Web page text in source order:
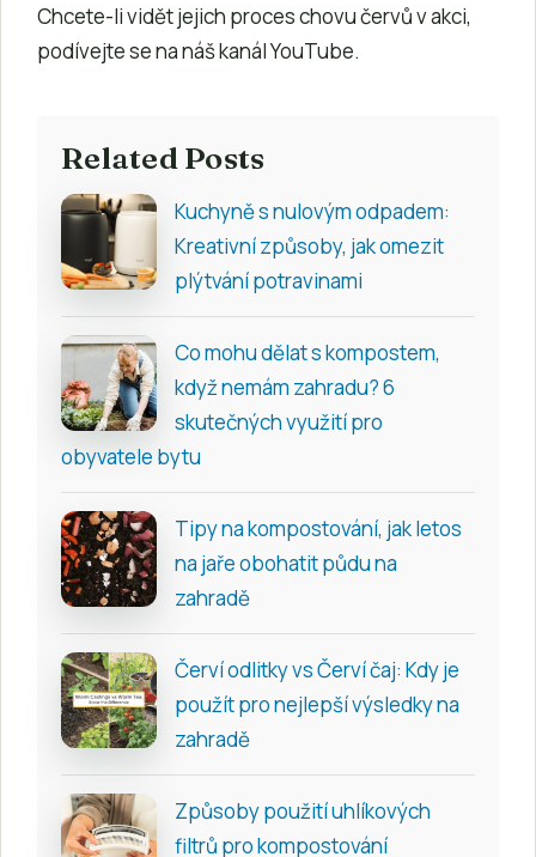
Chcete-li vidět jejich proces chovu červů v akci,
podívejte se na náš kanál YouTube.
Related Posts
Kuchyně s nulovým odpadem:
Kreativní způsoby, jak omezit
plýtvání potravinami
Co mohu dělat s kompostem,
když nemám zahradu? 6
skutečných využití pro
obyvatele bytu
Tipy na kompostování, jak letos
na jaře obohatit půdu na
zahradě
Červí odlitky vs Červí čaj: Kdy je
použít pro nejlepší výsledky na
zahradě
Způsoby použití uhlíkových
filtrů pro kompostování